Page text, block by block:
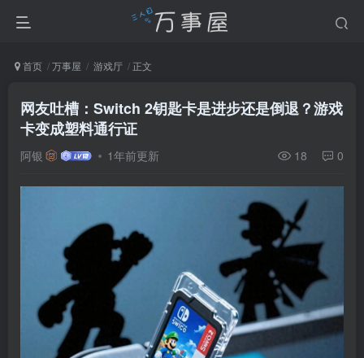
首页 万事屋 游戏厅 正文
网友吐槽：Switch 2钥匙卡是进步还是倒退？游戏
卡变成塑料通行证
阿银 1年前更新 18 0